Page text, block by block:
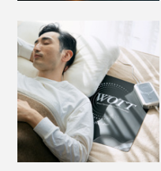
スマホを支えるのは、球。